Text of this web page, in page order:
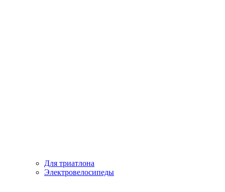
Для триатлона
Электровелосипеды